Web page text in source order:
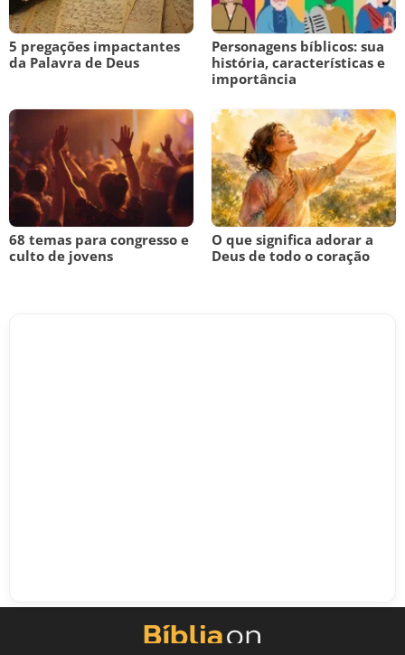
5 pregações impactantes
da Palavra de Deus
Personagens bíblicos: sua
história, características e
importância
68 temas para congresso e
culto de jovens
O que significa adorar a
Deus de todo o coração